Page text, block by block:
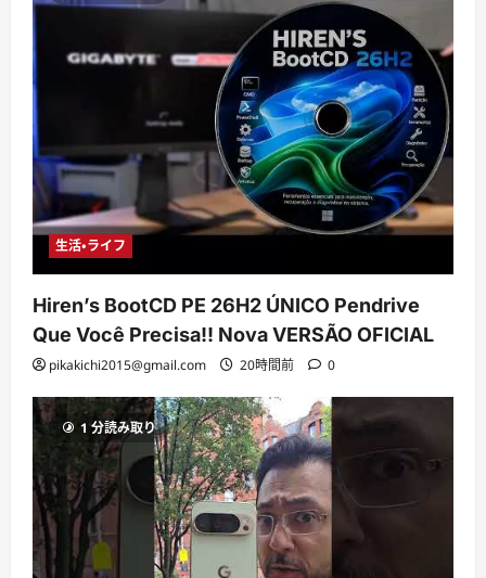
生活・ライフ
Hiren’s BootCD PE 26H2 ÚNICO Pendrive
Que Você Precisa!! Nova VERSÃO OFICIAL
pikakichi2015@gmail.com 20時間前 0
1 分読み取り